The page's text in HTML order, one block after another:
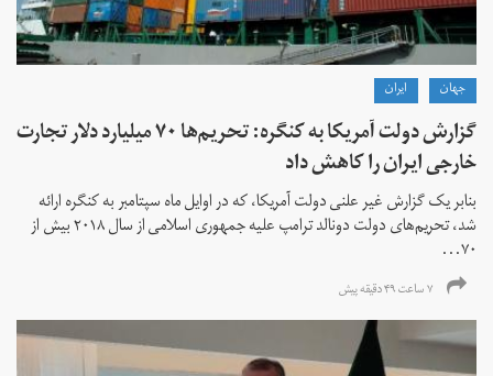
جهان ايران
گزارش دولت آمریکا به کنگره: تحریم‌ها ۷۰ میلیارد دلار تجارت
خارجی ایران را کاهش داد
بنابر یک گزارش غیر علنی دولت آمریکا، که در اوایل ماه سپتامبر به کنگره ارائه
شد، تحریم‌های دولت دونالد ترامپ علیه جمهوری اسلامی از سال ۲۰۱۸ بیش از
۷۰...
۷ ساعت ۴۹ دقیقه پیش